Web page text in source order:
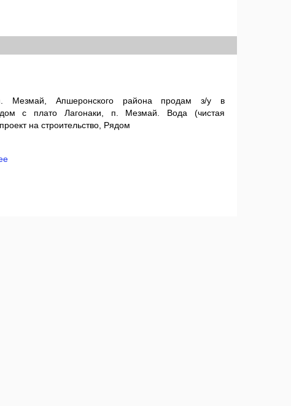
Мезмай, Апшеронского района продам з/у в
с плато Лагонаки, п. Мезмай. Вода (чистая
на строительство, Рядом